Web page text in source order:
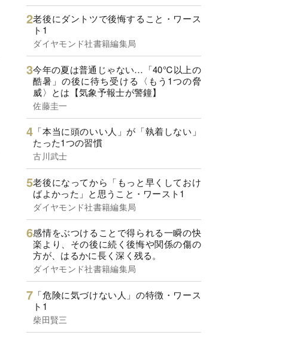
老後にダントツで後悔すること・ワース
ト1
ダイヤモンド社書籍編集局
今年の夏は普通じゃない…「40℃以上の
酷暑」の後に待ち受ける〈もう1つの脅
威〉とは【気象予報士が警鐘】
佐藤圭一
「本当に頭のいい人」が「執着しない」
たった1つの習慣
古川武士
老後になってから「もっと早くしておけ
ばよかった」と思うこと・ワースト1
ダイヤモンド社書籍編集局
感情をぶつけることで得られる一瞬の快
楽より、その後に続く後悔や関係の傷の
方が、はるかに長く深く残る。
ダイヤモンド社書籍編集局
「危険に気づけない人」の特徴・ワース
ト1
柴田賢三